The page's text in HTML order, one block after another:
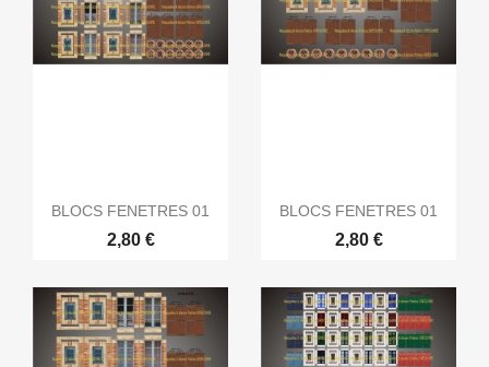
BLOCS FENETRES 01
2,80 €
BLOCS FENETRES 01
2,80 €